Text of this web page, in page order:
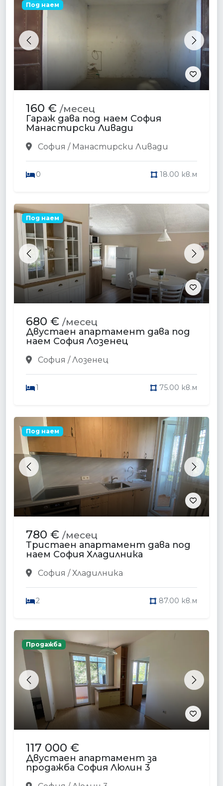
Previous Next
Под наем
160 € /месец
Гараж дава под наем София
Манастирски Ливади
София / Манастирски Ливади
0 18.00 кв.м
Previous Next
Под наем
680 € /месец
Двустаен апартамент дава под
наем София Лозенец
София / Лозенец
1 75.00 кв.м
Previous Next
Под наем
780 € /месец
Тристаен апартамент дава под
наем София Хладилника
София / Хладилника
2 87.00 кв.м
Previous Next
Продажба
117 000 €
Двустаен апартамент за
продажба София Люлин 3